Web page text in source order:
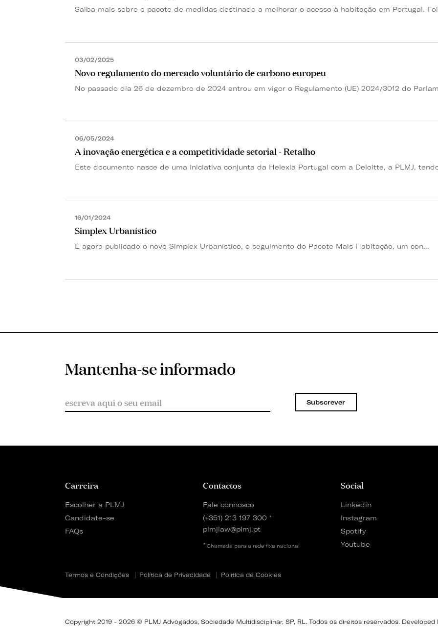
Saiba mais sobre o pacote de medidas destinado a melhorar o acesso à habitação em Portugal.
03/02/2025
Novo regulamento do mercado voluntário de carbono europeu
No passado dia 26 de dezembro de 2024 entrou em vigor o Regulamento (UE) 2024/3012 do
06/05/2024
A inovação energética e a competitividade setorial - Retalho
Este documento nasce de uma iniciativa conjunta da Helexia Portugal com a Deloitte, a PLMJ,
16/01/2024
Simplex Urbanístico
É agora publicado o novo Simplex Urbanístico, o seguimento do Pacote Mais Habitação, um con...
Mantenha-se informado
Subscrever
Carreira
Escolher a PLMJ
Candidate-se
FAQs
Contactos
Fale connosco
(+351) 213 197 300 *
plmjlaw@plmj.pt
* Chamada para a rede fixa nacional
Social
Linkedin
Instagram
Spotify
Youtube
Termos e Condições Política de Privacidade Política de Cookies
Copyright 2019 - 2026 © PLMJ Advogados, Sociedade Multidisciplinar, SP, RL. Todos os direitos reservados. Developed